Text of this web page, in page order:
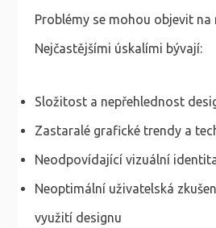
Problémy se mohou objevit na
Nejčastějšími úskalími bývají:
Složitost a nepřehlednost
Zastaralé grafické trendy a
Neodpovídající vizuální
Neoptimální uživatelská
využití designu